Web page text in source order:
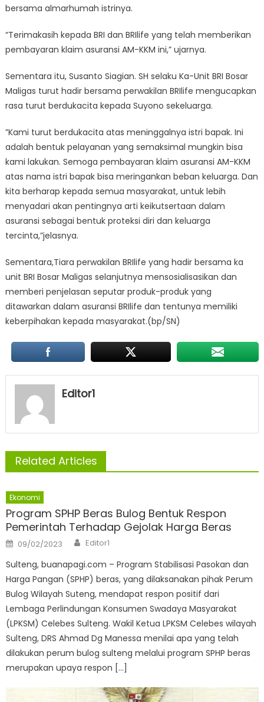
bersama almarhumah istrinya.
“Terimakasih kepada BRI dan BRIlife yang telah memberikan
pembayaran klaim asuransi AM-KKM ini,” ujarnya.
Sementara itu, Susanto Siagian. SH selaku Ka-Unit BRI Bosar
Maligas turut hadir bersama perwakilan BRIlife mengucapkan
rasa turut berdukacita kepada Suyono sekeluarga.
”Kami turut berdukacita atas meninggalnya istri bapak. Ini
adalah bentuk pelayanan yang semaksimal mungkin bisa
kami lakukan. Semoga pembayaran klaim asuransi AM-KKM
atas nama istri bapak bisa meringankan beban keluarga. Dan
kita berharap kepada semua masyarakat, untuk lebih
menyadari akan pentingnya arti keikutsertaan dalam
asuransi sebagai bentuk proteksi diri dan keluarga
tercinta,”jelasnya.
Sementara,Tiara perwakilan BRIlife yang hadir bersama ka
unit BRI Bosar Maligas selanjutnya mensosialisasikan dan
memberi penjelasan seputar produk-produk yang
ditawarkan dalam asuransi BRIlife dan tentunya memiliki
keberpihakan kepada masyarakat.(bp/SN)
Editor1
Related Articles
Ekonomi
Program SPHP Beras Bulog Bentuk Respon
Pemerintah Terhadap Gejolak Harga Beras
Posted
on
09/02/2023 Author
Editor1
Sulteng, buanapagi.com – Program Stabilisasi Pasokan dan
Harga Pangan (SPHP) beras, yang dilaksanakan pihak Perum
Bulog Wilayah Suteng, mendapat respon positif dari
Lembaga Perlindungan Konsumen Swadaya Masyarakat
(LPKSM) Celebes Sulteng. Wakil Ketua LPKSM Celebes wilayah
Sulteng, DRS Ahmad Dg Manessa menilai apa yang telah
dilakukan perum bulog sulteng melalui program SPHP beras
merupakan upaya respon […]